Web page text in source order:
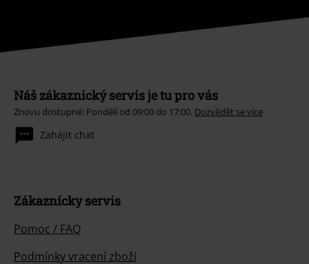
Náš zákaznický servis je tu pro vás
Znovu dostupné: Pondělí od 09:00 do 17:00. Dozvědět se více
Zahájit chat
Zákaznícky servis
Pomoc / FAQ
Podmínky vracení zboží